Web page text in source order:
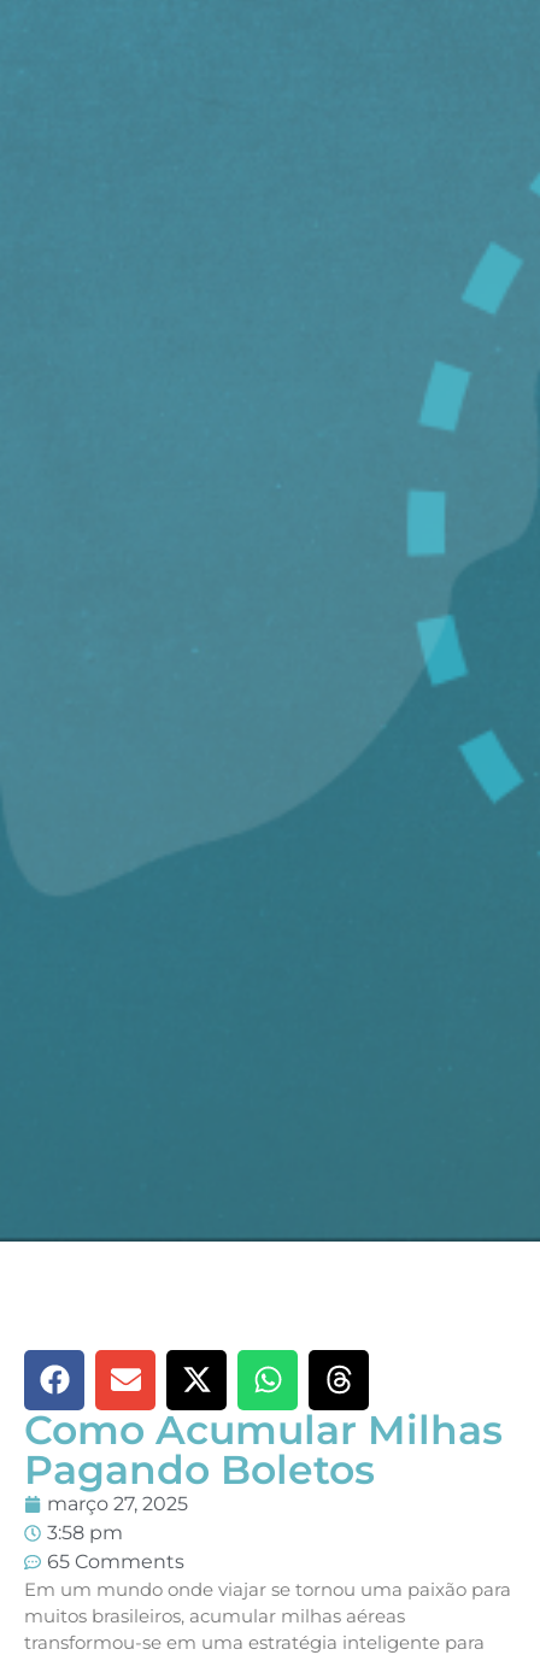
Como Acumular Milhas
Pagando Boletos
março 27, 2025
3:58 pm
65 Comments
Em um mundo onde viajar se tornou uma paixão para
muitos brasileiros, acumular milhas aéreas
transformou-se em uma estratégia inteligente para